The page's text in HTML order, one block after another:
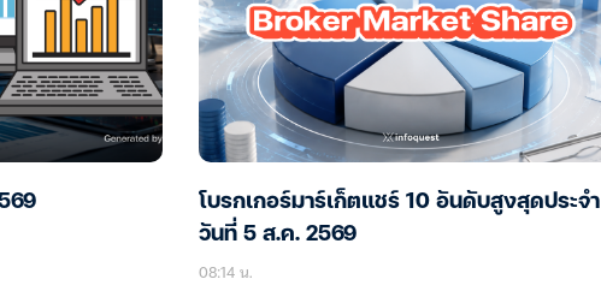
โบรกเกอร์มาร์เก็ตแชร์ 10 อันดับสูงสุดประจำ
วันที่ 5 ส.ค. 2569
08:14 น.